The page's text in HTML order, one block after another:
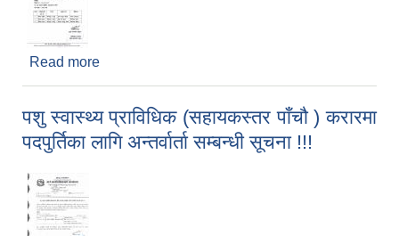
Read more
पशु स्वास्थ्य प्राविधिक (सहायकस्तर पाँचौ ) करारमा
पदपुर्तिका लागि अन्तर्वार्ता सम्बन्धी सूचना !!!